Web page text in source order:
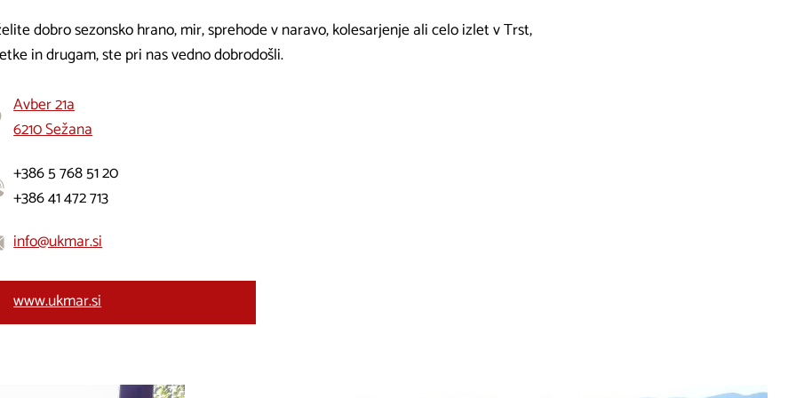
dobro sezonsko hrano, mir, sprehode v naravo, kolesarjenje ali celo izlet v Trst,
in drugam, ste pri nas vedno dobrodošli.
Avber 21a
6210 Sežana
+386 5 768 51 20
+386 41 472 713
info@ukmar.si
www.ukmar.si